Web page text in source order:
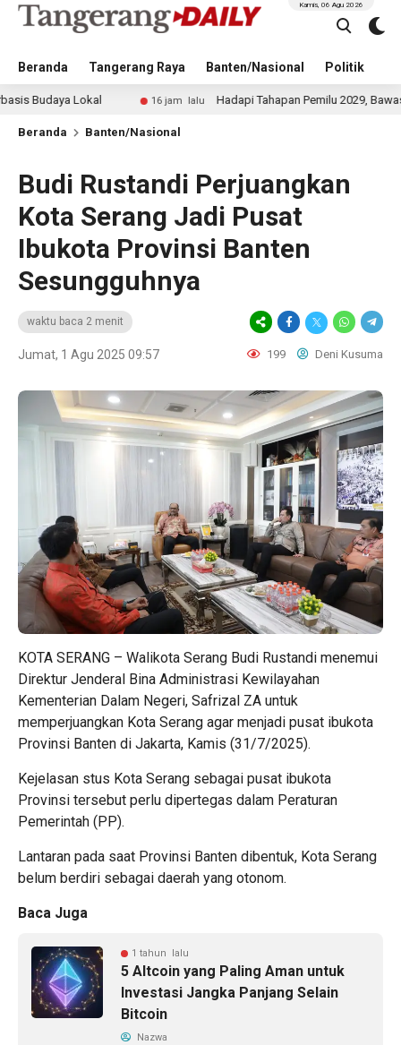
Beranda Tangerang Raya Banten/Nasional Politik
Kamis, 06 Agu 2026
Lokal 16 jam lalu Hadapi Tahapan Pemilu 2029, Bawaslu
Beranda Banten/Nasional
Budi Rustandi Perjuangkan
Kota Serang Jadi Pusat
Ibukota Provinsi Banten
Sesungguhnya
waktu baca 2 menit
Jumat, 1 Agu 2025 09:57 199 Deni Kusuma
KOTA SERANG – Walikota Serang Budi Rustandi menemui
Direktur Jenderal Bina Administrasi Kewilayahan
Kementerian Dalam Negeri, Safrizal ZA untuk
memperjuangkan Kota Serang agar menjadi pusat ibukota
Provinsi Banten di Jakarta, Kamis (31/7/2025).
Kejelasan stus Kota Serang sebagai pusat ibukota
Provinsi tersebut perlu dipertegas dalam Peraturan
Pemerintah (PP).
Lantaran pada saat Provinsi Banten dibentuk, Kota Serang
belum berdiri sebagai daerah yang otonom.
Baca Juga
1 tahun lalu
5 Altcoin yang Paling Aman untuk
Investasi Jangka Panjang Selain
Bitcoin
Nazwa